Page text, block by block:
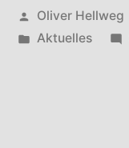
Veröffentlicht
von
Oliver Hellweg
Veröffentlicht
Aktuelles